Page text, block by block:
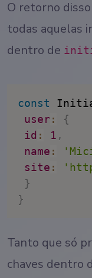
O retorno
todas aquelas
dentro de
const
user :
{
id : 1 ,
name :
site :
}
}
Tanto que só
chaves dentro